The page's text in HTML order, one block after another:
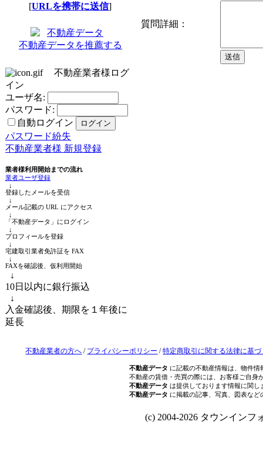
[URLを携帯に送信]
不動産データを推薦する
不動産業者様ログ
イン
ユーザ名:
パスワード:
自動ログイン
パスワード紛失
不動産業者様 新規登録
業者様利用開始までの流れ
業者ユーザ登録
↓
登録したメールを受信
↓
メール記載の URL にアクセス
↓
「不動産データ」にログイン
↓
プロフィールを登録
↓
宅建取引業者免許証を FAX
↓
FAXを確認後、仮利用開始
↓
10日以内に銀行振込
↓
入金確認後、期限を１年後に
延長
質問詳細：
不動産業者の方へ / プライバシーポリシー /特定商取引に関する法律に基
不動産データ に記載の不動産情報は、物件
不動産の賃借・売買の際には、お客様ご自身
不動産データ は提供しております情報に関し
不動産データ に掲載の記事、写真、図表な
(c) 2004-2026 タウンインフ